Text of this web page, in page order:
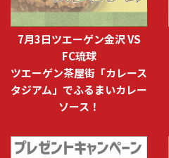
7月3日ツエーゲン金沢 VS
FC琉球
ツエーゲン茶屋街「カレース
タジアム」でふるまいカレー
ソース！